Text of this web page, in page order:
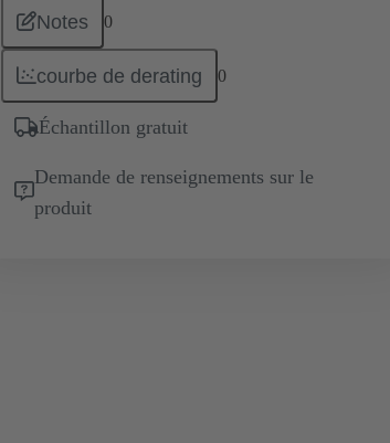
Notes 0
courbe de derating 0
Échantillon gratuit
Demande de renseignements sur le
produit